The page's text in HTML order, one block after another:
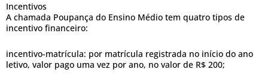
Incentivos
A chamada Poupança do Ensino Médio tem quatro tipos de
incentivo financeiro:
incentivo-matrícula: por matrícula registrada no início do ano
letivo, valor pago uma vez por ano, no valor de R$ 200;